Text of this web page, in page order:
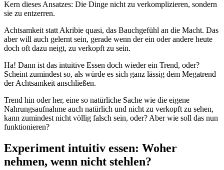
Kern dieses Ansatzes: Die Dinge nicht zu verkomplizieren, sondern
sie zu entzerren.
Achtsamkeit statt Akribie quasi, das Bauchgefühl an die Macht. Das
aber will auch gelernt sein, gerade wenn der ein oder andere heute
doch oft dazu neigt, zu verkopft zu sein.
Ha! Dann ist das intuitive Essen doch wieder ein Trend, oder?
Scheint zumindest so, als würde es sich ganz lässig dem Megatrend
der Achtsamkeit anschließen.
Trend hin oder her, eine so natürliche Sache wie die eigene
Nahrungsaufnahme auch natürlich und nicht zu verkopft zu sehen,
kann zumindest nicht völlig falsch sein, oder? Aber wie soll das nun
funktionieren?
Experiment intuitiv essen: Woher
nehmen, wenn nicht stehlen?